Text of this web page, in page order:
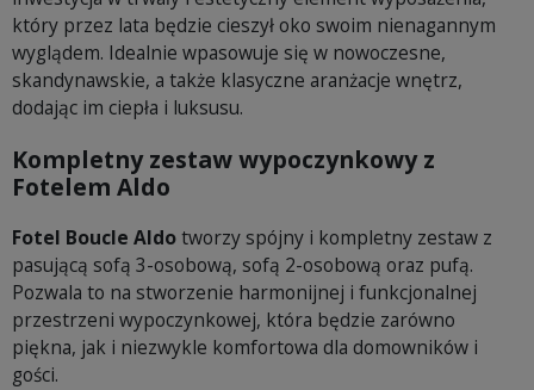
który przez lata będzie cieszył oko swoim nienagannym
wyglądem. Idealnie wpasowuje się w nowoczesne,
skandynawskie, a także klasyczne aranżacje wnętrz,
dodając im ciepła i luksusu.
Kompletny zestaw wypoczynkowy z
Fotelem Aldo
Fotel Boucle Aldotworzy spójny i kompletny zestaw z
pasującą sofą 3-osobową, sofą 2-osobową oraz pufą.
Pozwala to na stworzenie harmonijnej i funkcjonalnej
przestrzeni wypoczynkowej, która będzie zarówno
piękna, jak i niezwykle komfortowa dla domowników i
gości.